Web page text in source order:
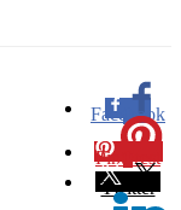
Facebook
0
Pinterest
Twitter